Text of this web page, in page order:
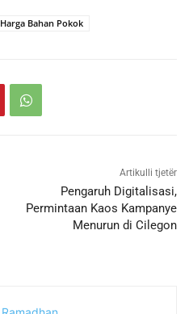
Harga Bahan Pokok
Artikulli tjetër
Pengaruh Digitalisasi,
Permintaan Kaos Kampanye
Menurun di Cilegon